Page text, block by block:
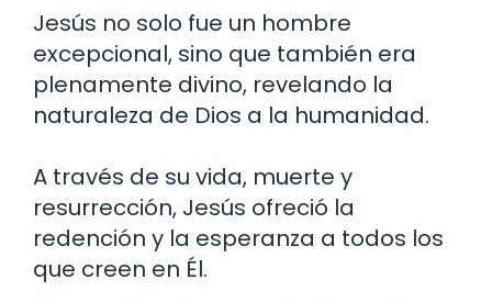
Jesús no solo fue un hombre
excepcional, sino que también era
plenamente divino, revelando la
naturaleza de Dios a la humanidad.
A través de su vida, muerte y
resurrección, Jesús ofreció la
redención y la esperanza a todos los
que creen en Él.